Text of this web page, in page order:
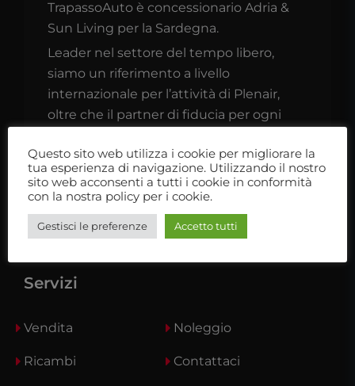
TrapassoAuto è concessionario Adria &
Sun Living per la Sardegna.
Leader nel settore del tempo libero,
siamo un riferimento a livello
internazionale per l’attività di Plenair,
oltre che il partner di fiducia per ogni
Ti aspettiamo nel nostro showroom
Servizi
Vendita Noleggio
Ricambi Contattaci
Questo sito web utilizza i cookie per migliorare la
tua esperienza di navigazione. Utilizzando il nostro
sito web acconsenti a tutti i cookie in conformità
con la nostra policy per i cookie.
Gestisci le preferenze Accetto tutti